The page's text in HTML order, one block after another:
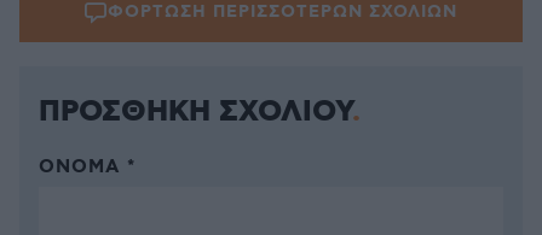
ΦΟΡΤΩΣΗ ΠΕΡΙΣΣΟΤΕΡΩΝ ΣΧΟΛΙΩΝ
ΠΡΟΣΘΗΚΗ ΣΧΟΛΙΟΥ
ΌΝΟΜΑ *